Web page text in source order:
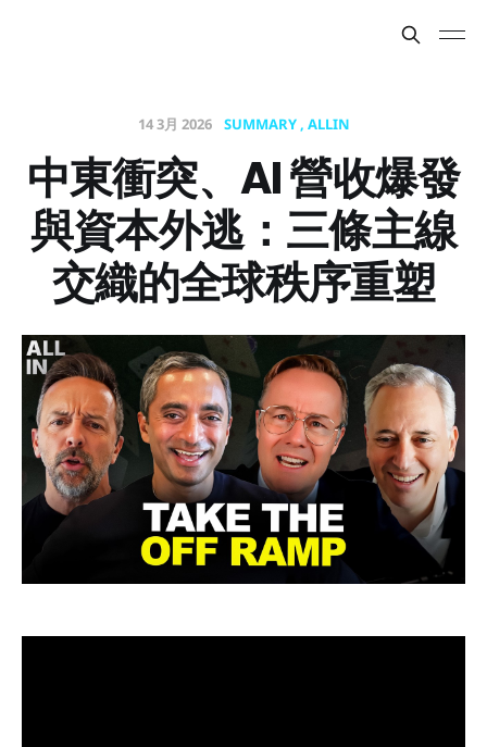
14 3月 2026 SUMMARY ALLIN
中東衝突、AI 營收爆發
與資本外逃：三條主線
交織的全球秩序重塑